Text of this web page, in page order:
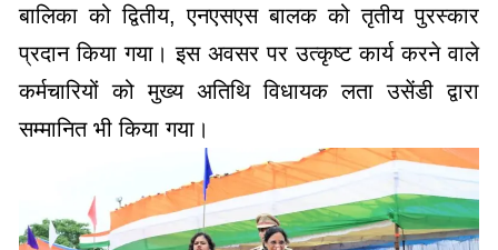
कर्मचारियों को मुख्य अतिथि विधायक लता उसेंडी द्वारा
सम्मानित भी किया गया।